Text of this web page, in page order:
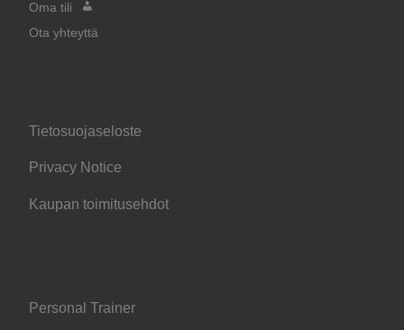
Oma tili
Ota yhteyttä
Tietosuojaseloste
Privacy Notice
Kaupan toimitusehdot
Personal Trainer